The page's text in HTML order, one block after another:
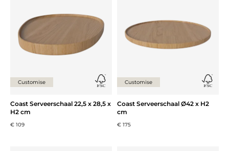
Customise
Coast Serveerschaal 22,5 x 28,5 x
H2 cm
€ 109
Customise
Coast Serveerschaal Ø42 x H2
cm
€ 175